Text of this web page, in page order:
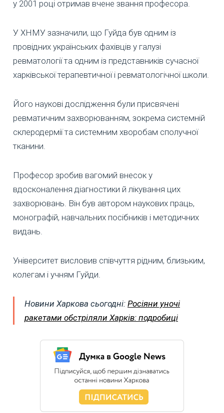
у 2001 році отримав вчене звання професора.
У ХНМУ зазначили, що Гуйда був одним із
провідних українських фахівців у галузі
ревматології та одним із представників сучасної
харківської терапевтичної і ревматологічної школи.
Його наукові дослідження були присвячені
ревматичним захворюванням, зокрема системній
склеродермії та системним хворобам сполучної
тканини.
Професор зробив вагомий внесок у
вдосконалення діагностики й лікування цих
захворювань. Він був автором наукових праць,
монографій, навчальних посібників і методичних
видань.
Університет висловив співчуття рідним, близьким,
колегам і учням Гуйди.
Новини Харкова сьогодні: Росіяни уночі
ракетами обстріляли Харків: подробиці